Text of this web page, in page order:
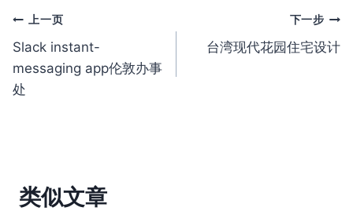
文
章
导
上一页
Slack instant-
messaging app伦敦办事
处
下一步
台湾现代花园住宅设计
类似文章